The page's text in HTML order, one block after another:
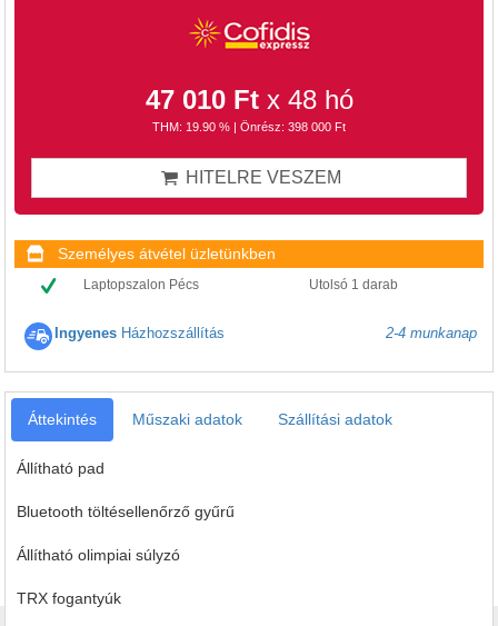
47 010 Ftx 48 hó
THM: 19.90 % | Önrész: 398 000 Ft
HITELRE VESZEM
Személyes átvétel üzletünkben
Laptopszalon Pécs Utolsó 1 darab
Ingyenes Házhozszállítás 2-4 munkanap
Áttekintés Műszaki adatok Szállítási adatok
Állítható pad
Bluetooth töltésellenőrző gyűrű
Állítható olimpiai súlyzó
TRX fogantyúk